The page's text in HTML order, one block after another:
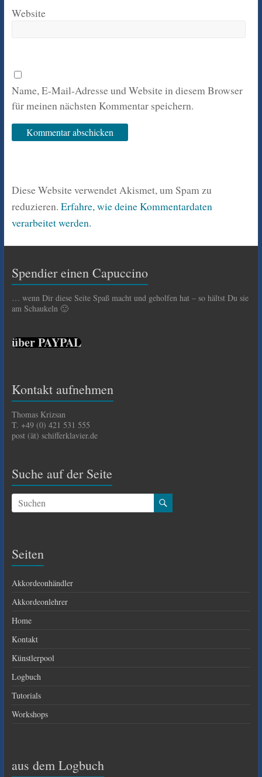
Website
Name, E-Mail-Adresse und Website in diesem Browser
für meinen nächsten Kommentar speichern.
Diese Website verwendet Akismet, um Spam zu
reduzieren. Erfahre, wie deine Kommentardaten
verarbeitet werden.
Spendier einen Capuccino
… wenn Dir diese Seite Spaß macht und geholfen hat – so hältst Du sie
am Schaukeln 🙂
über PAYPAL
Kontakt aufnehmen
Thomas Krizsan
T. +49 (0) 421 531 555
post (ät) schifferklavier.de
Suche auf der Seite
Seiten
Akkordeonhändler
Akkordeonlehrer
Home
Kontakt
Künstlerpool
Logbuch
Tutorials
Workshops
aus dem Logbuch